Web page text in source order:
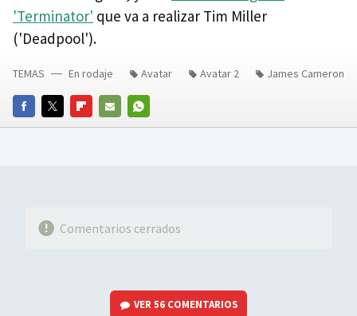
'Terminator' que va a realizar Tim Miller
('Deadpool').
FACEBOOKTWITTERFLIPBOARD
E-
WHATSAPP
TEMAS En rodaje Avatar Avatar 2 James Cameron
Comentarios cerrados
VER56 COMENTARIOS